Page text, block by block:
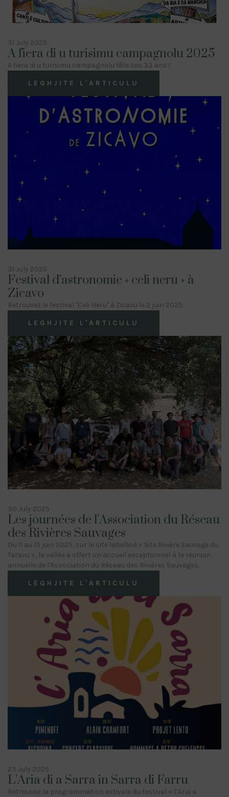
31 July 2025
A fiera di u turisimu campagnolu 2025
A fiera di u turisimu campagnolu fête ses 33 ans !
LEGHJITE L'ARTICULU
31 July 2025
Festival d’astronomie « celi neru » à
Zicavo
Retrouvez le festival "Celi Neru" à Zicavu le 2 juin 2025.
LEGHJITE L'ARTICULU
30 July 2025
Les journées de l’Association du Réseau
des Rivières Sauvages
Du 11 au 13 juin 2025, sur le site labellisé « Site Rivière Sauvage du
Taravu », la vallée a offert un accueil exceptionnel à la réunion
annuelle de l'Association du Réseau des Rivières Sauvages.
LEGHJITE L'ARTICULU
23 July 2025
L’Aria di a Sarra in Sarra di Farru
Retrouvez la programmation estivale du festival « l’Aria a